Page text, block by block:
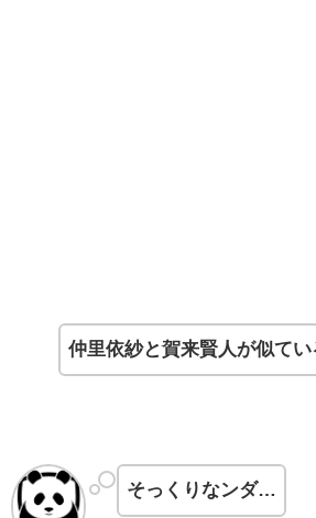
仲里依紗と賀来賢人が似て
そっくりなンダ…